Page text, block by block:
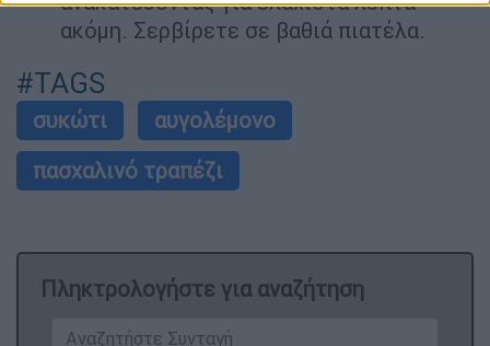
ακόμη. Σερβίρετε σε βαθιά πιατέλα.
#TAGS
συκώτι
αυγολέμονο
πασχαλινό τραπέζι
Πληκτρολογήστε για αναζήτηση